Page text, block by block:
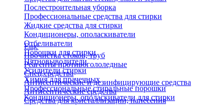
Послестроительная уборка
Профессиональные средства для стирки
Жидкие средства для стирки
Кондиционеры, ополаскиватели
Отбеливатели
Порошки для стирки
Пятновыводители
Усилители стирки
Химия для прачечных
Профессиональные стиральные порошки
Кондиционеры, ополаскиватели для стирки
Еще
Прочистка стоков, труб
Реагенты противогололедные
Спец.средства
Антисептические и дезинфицирующие средства
Антисептические средства
Средства для кристаллизации, нанесения